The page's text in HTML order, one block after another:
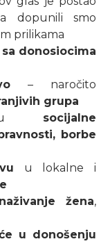
dopunili smo
prilikama
donosiocima
– naročito
grupa
socijalne
borbe
u lokalne i
žena,
u donošenju